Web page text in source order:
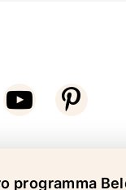
programma